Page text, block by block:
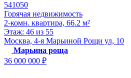
541050
Горячая недвижимость
2-комн. квартира, 66.2 м²
Этаж: 46 из 55
Москва, 4-я Марьиной Рощи ул, 10
Марьина роща
36 000 000 ₽